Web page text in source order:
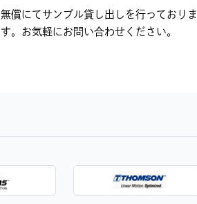
無償にてサンプル貸し出しを行っておりま
す。お気軽にお問い合わせください。